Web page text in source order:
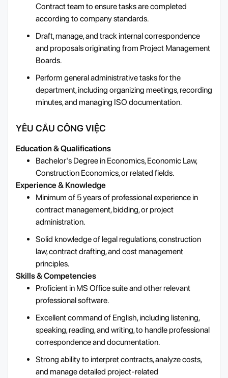
Contract team to ensure tasks are completed
according to company standards.
Draft, manage, and track internal correspondence
and proposals originating from Project Management
Boards.
Perform general administrative tasks for the
department, including organizing meetings, recording
minutes, and managing ISO documentation.
YÊU CẦU CÔNG VIỆC
Education & Qualifications
Bachelor's Degree in Economics, Economic Law,
Construction Economics, or related fields.
Experience & Knowledge
Minimum of 5 years of professional experience in
contract management, bidding, or project
administration.
Solid knowledge of legal regulations, construction
law, contract drafting, and cost management
principles.
Skills & Competencies
Proficient in MS Office suite and other relevant
professional software.
Excellent command of English, including listening,
speaking, reading, and writing, to handle professional
correspondence and documentation.
Strong ability to interpret contracts, analyze costs,
and manage detailed project-related